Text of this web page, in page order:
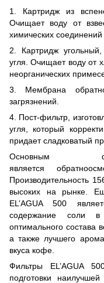
1. Картридж из
Очищает воду от
химических соединений
2. Картридж угольный,
угля. Очищает воду от
неорганических
3. Мембрана
загрязнений.
4. Пост-фильтр,
угля, который
придает сладковатый
Основным
является
Производительность
высоких на рынке.
EL’AGUA 500
содержание соли
оптимального
а также лучшего
вкуса кофе.
Фильтры EL’AGUA
подготовки